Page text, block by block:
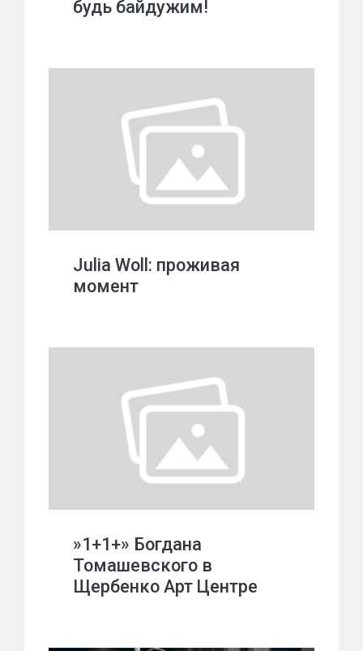
будь байдужим!
Julia Woll: проживая
момент
»1+1+» Богдана
Томашевского в
Щербенко Арт Центре